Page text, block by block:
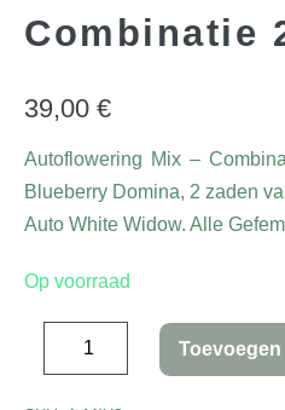
Combinatie
39,00 €
Autoflowering Mix –
Blueberry Domina, 2 zaden
Auto White Widow. Alle
Op voorraad